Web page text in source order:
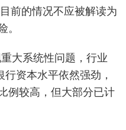
前的情况不应被解读为
。
大系统性问题，行业
资本水平依然强劲，
例较高，但大部分已计